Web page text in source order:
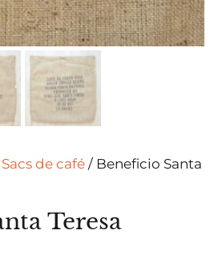
Sacs de café / Beneficio Santa
Teresa